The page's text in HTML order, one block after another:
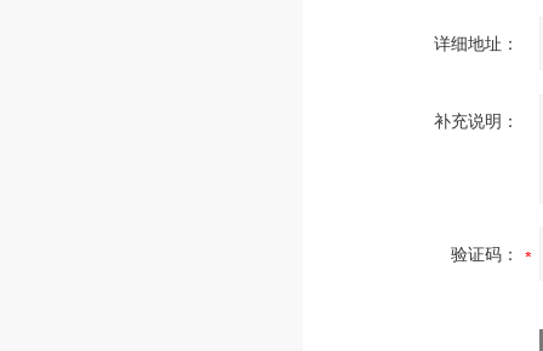
详细地址：
补充说明：
验证码：